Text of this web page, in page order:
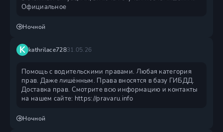
Официальное
Ночной
K kathrilace72831.05.26
Помощь с водительскими правами. Любая категория
прав. Даже лишённым. Права вносятся в базу ГИБДД.
Доставка прав. Смотрите всю информацию и контакты
на нашем сайте: https://pravaru.info
Ночной